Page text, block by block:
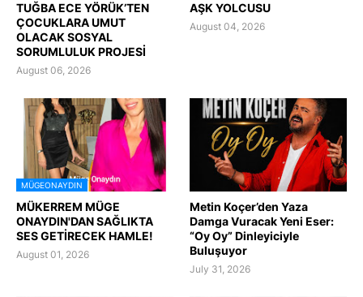
TUĞBA ECE YÖRÜK’TEN
ÇOCUKLARA UMUT
OLACAK SOSYAL
SORUMLULUK PROJESİ
August 06, 2026
AŞK YOLCUSU
August 04, 2026
MÜGEONAYDIN
MÜKERREM MÜGE
ONAYDIN'DAN SAĞLIKTA
SES GETİRECEK HAMLE!
August 01, 2026
Metin Koçer’den Yaza
Damga Vuracak Yeni Eser:
“Oy Oy” Dinleyiciyle
Buluşuyor
July 31, 2026